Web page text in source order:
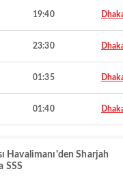
19:40
23:30
01:35
01:40
Havalimanı'den Sharjah
SSS